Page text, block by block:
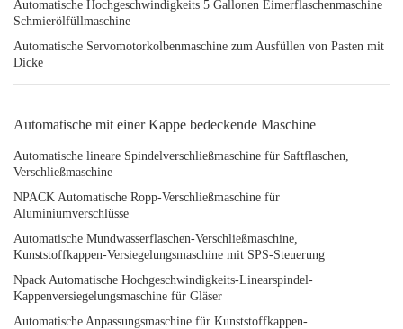
Automatische Hochgeschwindigkeits 5 Gallonen Eimerflaschenmaschine
Schmierölfüllmaschine
Automatische Servomotorkolbenmaschine zum Ausfüllen von Pasten mit
Dicke
Automatische mit einer Kappe bedeckende Maschine
Automatische lineare Spindelverschließmaschine für Saftflaschen,
Verschließmaschine
NPACK Automatische Ropp-Verschließmaschine für
Aluminiumverschlüsse
Automatische Mundwasserflaschen-Verschließmaschine,
Kunststoffkappen-Versiegelungsmaschine mit SPS-Steuerung
Npack Automatische Hochgeschwindigkeits-Linearspindel-
Kappenversiegelungsmaschine für Gläser
Automatische Anpassungsmaschine für Kunststoffkappen-